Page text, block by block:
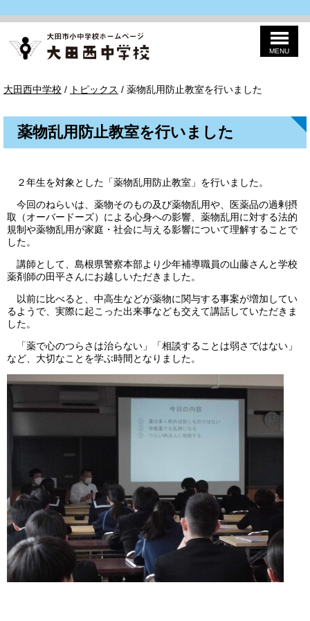
田
中
MENU
現
の
置：
大田西中学校 / トピックス / 薬物乱用防止教室を行いました
薬物乱用防止教室を行いました
２年生を対象とした「薬物乱用防止教室」を行いました。
今回のねらいは、薬物そのもの及び薬物乱用や、医薬品の過剰摂
取（オーバードーズ）による心身への影響、薬物乱用に対する法的
規制や薬物乱用が家庭・社会に与える影響について理解することで
した。
講師として、島根県警察本部より少年補導職員の山藤さんと学校
薬剤師の田平さんにお越しいただきました。
以前に比べると、中高生などが薬物に関与する事案が増加してい
るようで、実際に起こった出来事なども交えて講話していただきま
した。
「薬で心のつらさは治らない」「相談することは弱さではない」
など、大切なことを学ぶ時間となりました。